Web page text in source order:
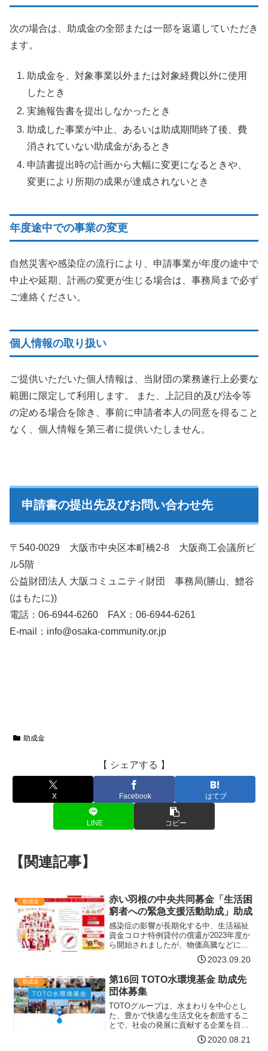
次の場合は、助成金の全部または一部を返還していただき
ます。
助成金を、対象事業以外または対象経費以外に使用
したとき
実施報告書を提出しなかったとき
助成した事業が中止、あるいは助成期間終了後、費
消されていない助成金があるとき
申請書提出時の計画から大幅に変更になるときや、
変更により所期の成果が達成されないとき
年度途中での事業の変更
自然災害や感染症の流行により、申請事業が年度の途中で
中止や延期、計画の変更が生じる場合は、事務局まで必ず
ご連絡ください。
個人情報の取り扱い
ご提供いただいた個人情報は、当財団の業務遂行上必要な
範囲に限定して利用します。 また、上記目的及び法令等
の定める場合を除き、事前に申請者本人の同意を得ること
なく、個人情報を第三者に提供いたしません。
申請書の提出先及びお問い合わせ先
〒540-0029 大阪市中央区本町橋2-8 大阪商工会議所ビ
ル5階
公益財団法人 大阪コミュニティ財団 事務局(勝山、鱧谷
(はもたに))
電話：06-6944-6260 FAX：06-6944-6261
E-mail：info@osaka-community.or.jp
助成金
【 シェアする 】
X Facebook はてブ
LINE コピー
【関連記事】
助成金
赤い羽根の中央共同募金「生活困
窮者への緊急支援活動助成」助成
感染症の影響が長期化する中、生活福祉
資金コロナ特例貸付の償還が2023年度か
ら開始されましたが、物価高騰などによ
り、引き続き生活再建が困難な方が数多
くいます。借受人のなかには償還免除等
の手続きが行えていない人や、支援が必
要な状態であっても自…【詳細はコチ
ラ】
2023.09.20
助成金
第16回 TOTO水環境基金 助成先
団体募集
TOTOグループは、水まわりを中心とし
た、豊かで快適な生活文化を創造するこ
とで、社会の発展に貢献する企業を目指
していきます。持続可能な世界の実現の
ためには、TOTOグループの果たすべき
2020.08.21